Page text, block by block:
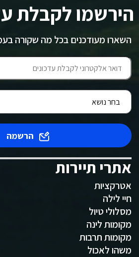
הירשמו לקבלת
השארו מעודכנים בכל מה שקורה
הרשמה
אתרי תיירות
אטרקציות
חיי לילה
מסלולי טיול
מקומות לינה
מקומות תרבות
משהו לאכול